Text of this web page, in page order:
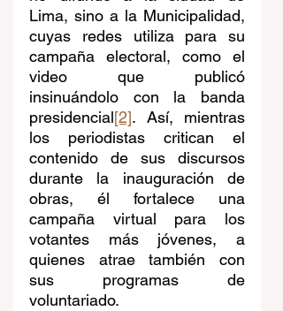
Lima, sino a la Municipalidad,
cuyas redes utiliza para su
campaña electoral, como el
video que publicó
insinuándolo con la banda
presidencial[2]. Así, mientras
los periodistas critican el
contenido de sus discursos
durante la inauguración de
obras, él fortalece una
campaña virtual para los
votantes más jóvenes, a
quienes atrae también con
sus programas de
voluntariado.